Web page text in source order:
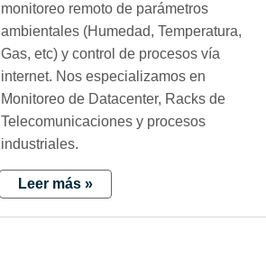
monitoreo remoto de parámetros
ambientales (Humedad, Temperatura,
Gas, etc) y control de procesos vía
internet. Nos especializamos en
Monitoreo de Datacenter, Racks de
Telecomunicaciones y procesos
industriales.
Leer más »